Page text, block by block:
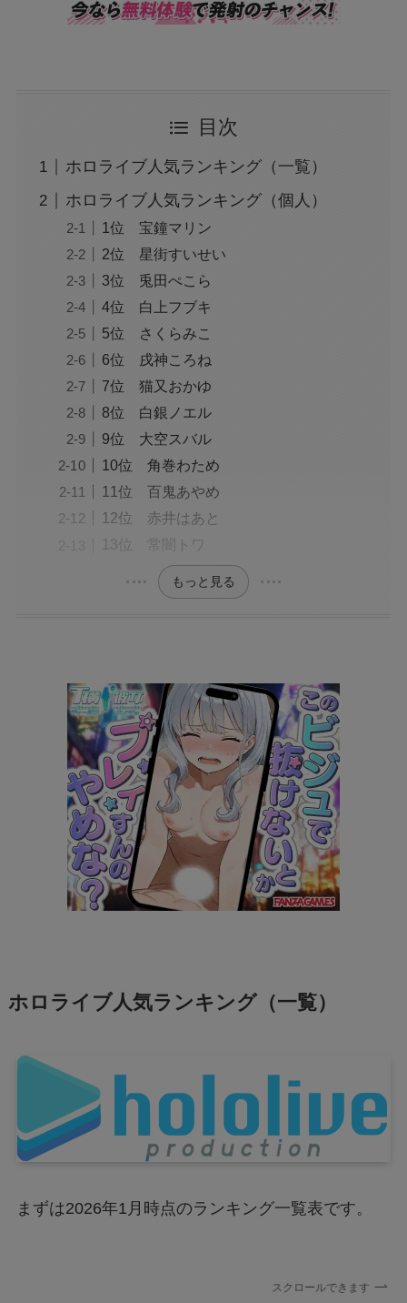
目次
ホロライブ人気ランキング（一覧）
ホロライブ人気ランキング（個人）
1位 宝鐘マリン
2位 星街すいせい
3位 兎田ぺこら
4位 白上フブキ
5位 さくらみこ
6位 戌神ころね
7位 猫又おかゆ
8位 白銀ノエル
9位 大空スバル
10位 角巻わため
11位 百鬼あやめ
12位 赤井はあと
13位 常闇トワ
もっと見る
ホロライブ人気ランキング（一覧）
まずは2026年1月時点のランキング一覧表です。
スクロールできます